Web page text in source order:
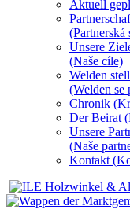
Aktuell
(Partnerská
Unsere
(Naše cíle)
Welden
(Welden se
Chronik
Der Beirat
Unsere
(Naše
Kontakt